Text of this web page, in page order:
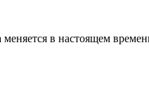
в настоящем